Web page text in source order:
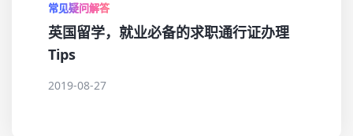
常见疑问解答
英国留学，就业必备的求职通行证办理
Tips
2019-08-27